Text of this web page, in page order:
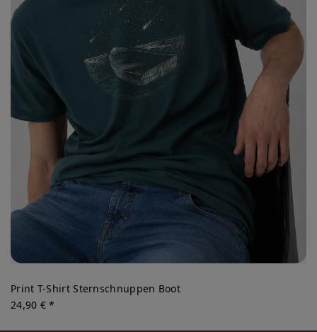
Print T-Shirt Sternschnuppen Boot
24,90 € *